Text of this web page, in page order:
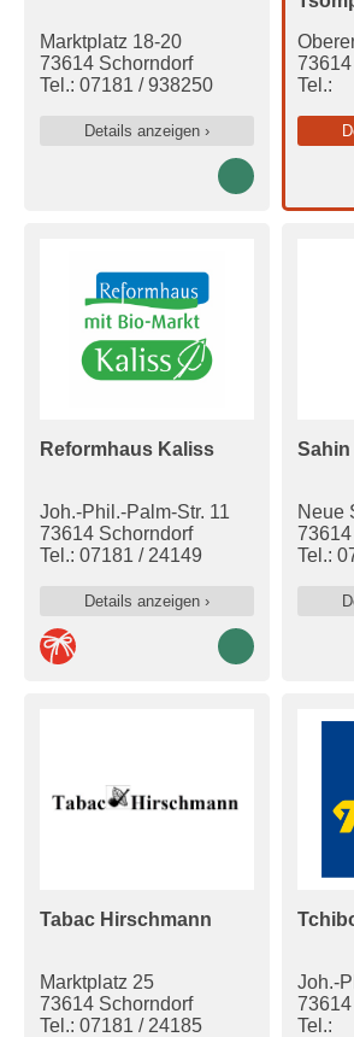
Marktplatz 18-20
73614 Schorndorf
Tel.: 07181 / 938250
Details anzeigen ›
Tel.:
Reformhaus Kaliss
Joh.-Phil.-Palm-Str. 11
73614 Schorndorf
Tel.: 07181 / 24149
Details anzeigen ›
Sahin
Neue
Tel.:
Tabac Hirschmann
Marktplatz 25
73614 Schorndorf
Tel.: 07181 / 24185
Joh.-
Tel.: